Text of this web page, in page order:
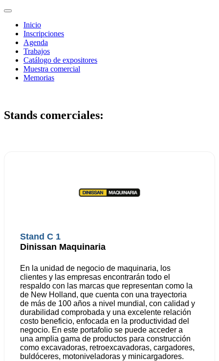
Inicio
Inscripciones
Agenda
Trabajos
Catálogo de expositores
Muestra comercial
Memorias
Stands comerciales:
Stand C 1
Dinissan Maquinaria
En la unidad de negocio de maquinaria, los
clientes y las empresas encontrarán todo el
respaldo con las marcas que representan como la
de New Holland, que cuenta con una trayectoria
de más de 100 años a nivel mundial, con calidad y
durabilidad comprobada y una excelente relación
costo beneficio, enfocada en la productividad del
negocio. En este portafolio se puede acceder a
una amplia gama de productos para construcción
como excavadoras, retroexcavadoras, cargadores,
buldóceres, motoniveladoras y minicargadores.